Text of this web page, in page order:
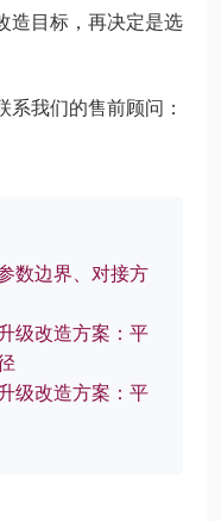
造目标，再决定是选
我们的售前顾问：
数边界、对接方
级改造方案：平
级改造方案：平